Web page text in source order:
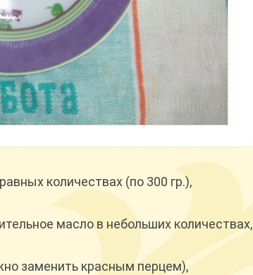
количествах (по 300 гр.),
масло в небольших количествах,
заменить красным перцем),